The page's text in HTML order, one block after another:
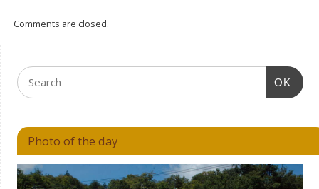
Comments are closed.
OK
Photo of the day